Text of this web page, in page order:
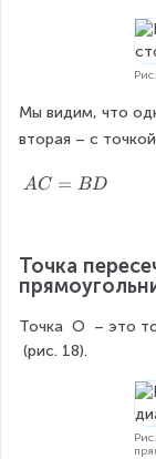
Мы видим, что
вторая – с точкой
A
D
AC = BD
Точка
Точка O – это
(рис. 18).